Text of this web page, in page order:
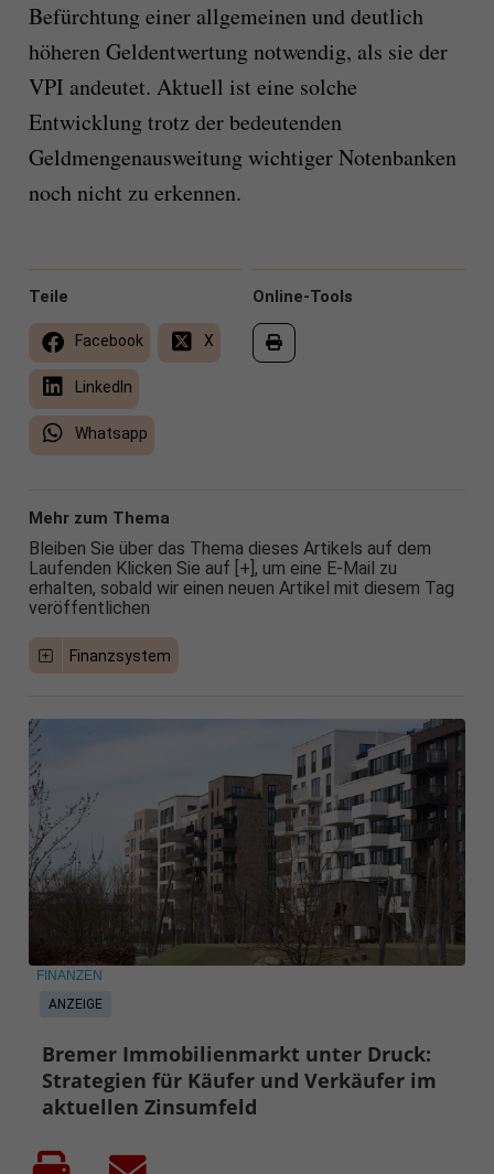
Befürchtung einer allgemeinen und deutlich
höheren Geldentwertung notwendig, als sie der
VPI andeutet. Aktuell ist eine solche
Entwicklung trotz der bedeutenden
Geldmengenausweitung wichtiger Notenbanken
noch nicht zu erkennen.
Online-Tools
Teile
Facebook X
LinkedIn
Whatsapp
Mehr zum Thema
Bleiben Sie über das Thema dieses Artikels auf dem
Laufenden Klicken Sie auf [+], um eine E-Mail zu
erhalten, sobald wir einen neuen Artikel mit diesem Tag
veröffentlichen
Finanzsystem
ANZEIGE
FINANZEN
Bremer Immobilienmarkt unter Druck:
Strategien für Käufer und Verkäufer im
aktuellen Zinsumfeld